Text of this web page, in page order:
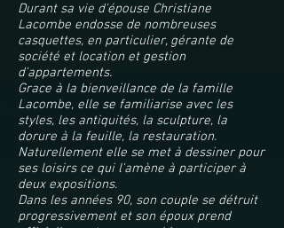
Durant sa vie d'épouse Christiane
Lacombe endosse de nombreuses
casquettes, en particulier, gérante de
société et location et gestion
d'appartements.
Grace à la bienveillance de la famille
Lacombe, elle se familiarise avec les
styles, les antiquités, la sculpture, la
dorure à la feuille, la restauration.
Naturellement elle se met à dessiner pour
ses loisirs ce qui l'amène à participer à
deux expositions.
Dans les années 90, son couple se détruit
progressivement et son époux prend